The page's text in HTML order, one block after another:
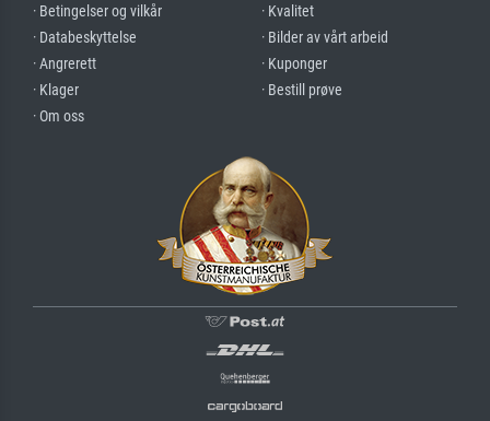
· Betingelser og vilkår
· Databeskyttelse
· Angrerett
· Klager
· Om oss
· Kvalitet
· Bilder av vårt arbeid
· Kuponger
· Bestill prøve